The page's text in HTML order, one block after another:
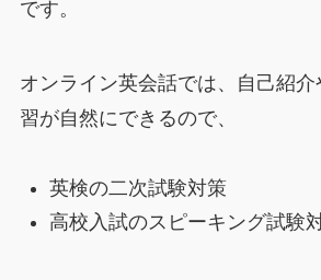
です。
オンライン英会話では、自己紹
習が自然にできるので、
英検の二次試験対策
高校入試のスピーキング試験